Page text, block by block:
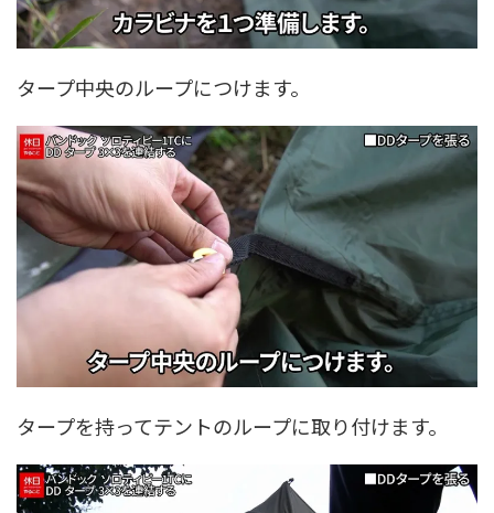
タープ中央のループにつけます。
タープを持ってテントのループに取り付けます。